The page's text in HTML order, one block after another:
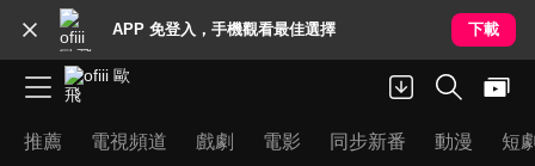
APP 免登入，手機觀看最佳選擇 下載
推薦 電視頻道 戲劇 電影 同步新番 動漫 短